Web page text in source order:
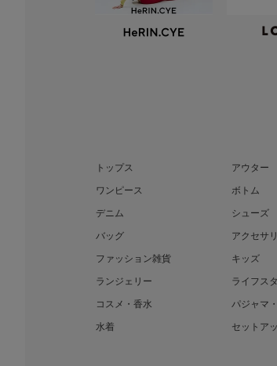
トップス
アウター
ワンピース
ボトム
デニム
シューズ
バッグ
アクセサ
ファッション雑貨
キッズ
ランジェリー
ライフス
コスメ・香水
パジャマ
水着
セットア